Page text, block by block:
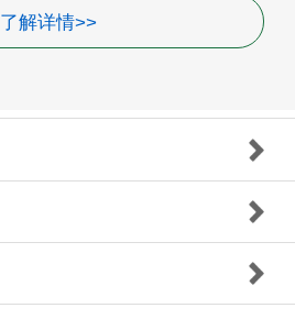
了解详情>>